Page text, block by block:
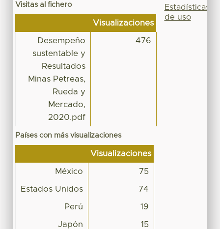
Visitas al fichero
Visualizaciones
Desempeño
sustentable y
Resultados
Minas Petreas,
Rueda y
Mercado,
2020.pdf
476
Países con más visualizaciones
Visualizaciones
México 75
Estados Unidos 74
Perú 19
Japón 15
Estadísticas
de uso